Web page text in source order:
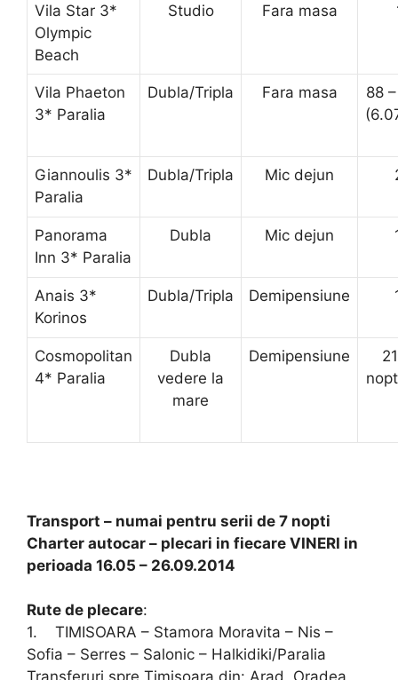
Vila Star 3*
Olympic
Beach
Studio Fara masa
Vila Phaeton
3* Paralia
Dubla/Tripla Fara masa
88
Giannoulis 3*
Paralia
Dubla/Tripla Mic dejun
Panorama
Inn 3* Paralia
Dubla Mic dejun
Anais 3*
Korinos
Dubla/Tripla Demipensiune
Cosmopolitan
4* Paralia
Dubla
vedere la
mare
Demipensiune
Transport – numai pentru serii de 7 nopti
Charter autocar – plecari in fiecare VINERI in
perioada 16.05 – 26.09.2014
Rute de plecare:
1. TIMISOARA – Stamora Moravita – Nis –
Sofia – Serres – Salonic – Halkidiki/Paralia
Transferuri spre Timisoara din: Arad, Oradea,